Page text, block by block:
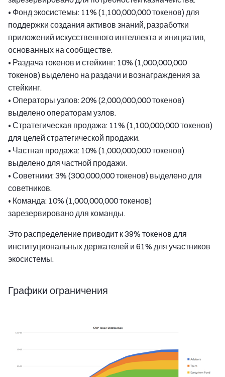
• Фонд экосистемы: 11% (1,100,000,000 токенов) для
поддержки создания активов знаний, разработки
приложений искусственного интеллекта и инициатив,
основанных на сообществе.
• Раздача токенов и стейкинг: 10% (1,000,000,000
токенов) выделено на раздачи и вознаграждения за
стейкинг.
• Операторы узлов: 20% (2,000,000,000 токенов)
выделено операторам узлов.
• Стратегическая продажа: 11% (1,100,000,000 токенов)
для целей стратегической продажи.
• Частная продажа: 10% (1,000,000,000 токенов)
выделено для частной продажи.
• Советники: 3% (300,000,000 токенов) выделено для
советников.
• Команда: 10% (1,000,000,000 токенов)
зарезервировано для команды.
Это распределение приводит к 39% токенов для
институциональных держателей и 61% для участников
экосистемы.
Графики ограничения